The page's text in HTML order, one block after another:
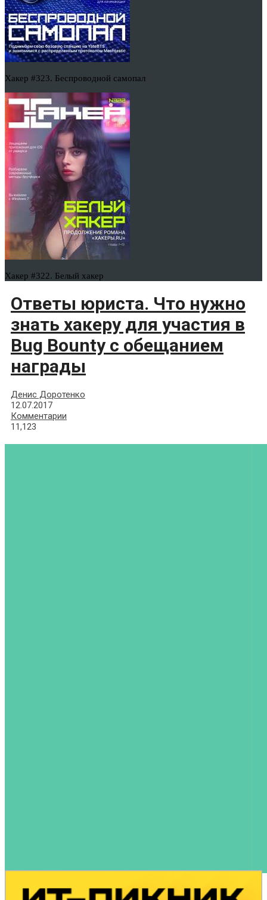
Хакер #323. Беспроводной самопал
Хакер #322. Белый хакер
Ответы юриста. Что нужно
знать хакеру для участия в
Bug Bounty с обещанием
награды
Денис Доротенко
12.07.2017
Комментарии
11,123